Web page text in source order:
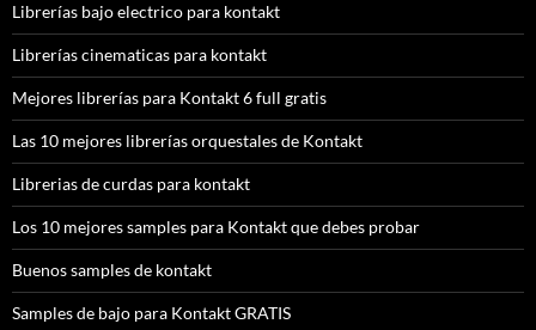
Librerías bajo electrico para kontakt
Librerías cinematicas para kontakt
Mejores librerías para Kontakt 6 full gratis
Las 10 mejores librerías orquestales de Kontakt
Librerias de curdas para kontakt
Los 10 mejores samples para Kontakt que debes probar
Buenos samples de kontakt
Samples de bajo para Kontakt GRATIS